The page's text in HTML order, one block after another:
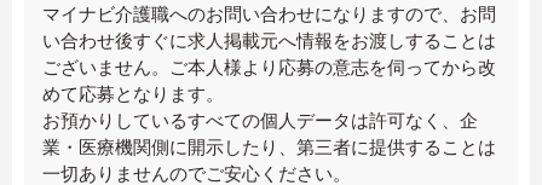
マイナビ介護職へのお問い合わせになりますので、お問
い合わせ後すぐに求人掲載元へ情報をお渡しすることは
ございません。ご本人様より応募の意志を伺ってから改
めて応募となります。
お預かりしているすべての個人データは許可なく、企
業・医療機関側に開示したり、第三者に提供することは
一切ありませんのでご安心ください。